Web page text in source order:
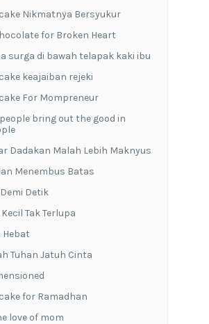
Nikmatnya Bersyukur
for Broken Heart
surga di bawah telapak kaki ibu
keajaiban rejeki
For Mompreneur
bring out the good in
Dadakan Malah Lebih Maknyus
Menembus Batas
Detik
Tak Terlupa
Hebat
Tuhan Jatuh Cinta
for Ramadhan
love of mom